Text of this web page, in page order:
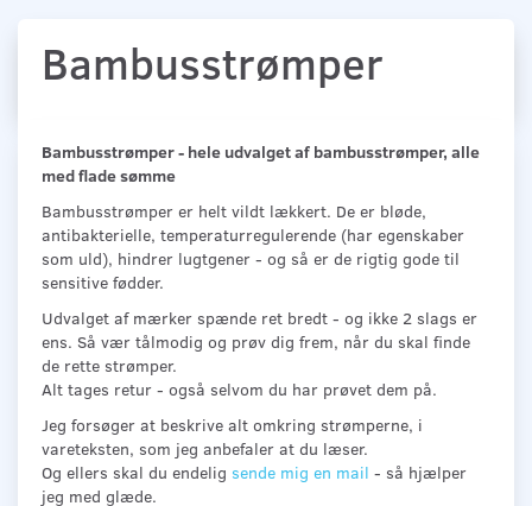
Bambusstrømper
Bambusstrømper - hele udvalget af bambusstrømper, alle
med flade sømme
Bambusstrømper er helt vildt lækkert. De er bløde,
antibakterielle, temperaturregulerende (har egenskaber
som uld), hindrer lugtgener - og så er de rigtig gode til
sensitive fødder.
Udvalget af mærker spænde ret bredt - og ikke 2 slags er
ens. Så vær tålmodig og prøv dig frem, når du skal finde
de rette strømper.
Alt tages retur - også selvom du har prøvet dem på.
Jeg forsøger at beskrive alt omkring strømperne, i
vareteksten, som jeg anbefaler at du læser.
Og ellers skal du endelig sende mig en mail - så hjælper
jeg med glæde.